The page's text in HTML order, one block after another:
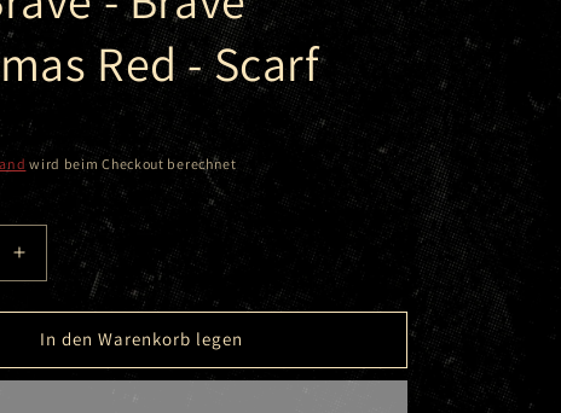
Red - Scarf
wird beim Checkout berechnet
Erhöhe
die
Menge
für
Dick
In den Warenkorb legen